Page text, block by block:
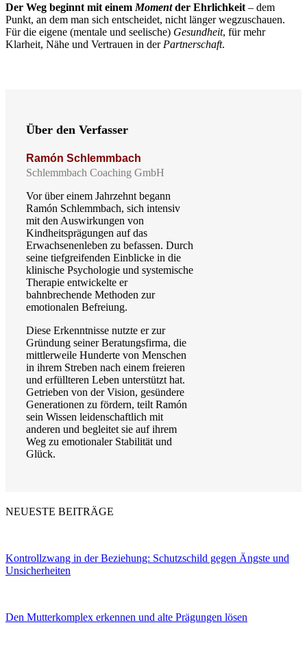
Der Weg beginnt mit einem Momentder Ehrlichkeit – dem
Punkt, an dem man sich entscheidet, nicht länger wegzuschauen.
Für die eigene (mentale und seelische) Gesundheit, für mehr
Klarheit, Nähe und Vertrauen in der Partnerschaft.
Über den Verfasser
Ramón Schlemmbach
Schlemmbach Coaching GmbH
Vor über einem Jahrzehnt begann
Ramón Schlemmbach, sich intensiv
mit den Auswirkungen von
Kindheitsprägungen auf das
Erwachsenenleben zu befassen. Durch
seine tiefgreifenden Einblicke in die
klinische Psychologie und systemische
Therapie entwickelte er
bahnbrechende Methoden zur
emotionalen Befreiung.
Diese Erkenntnisse nutzte er zur
Gründung seiner Beratungsfirma, die
mittlerweile Hunderte von Menschen
in ihrem Streben nach einem freieren
und erfüllteren Leben unterstützt hat.
Getrieben von der Vision, gesündere
Generationen zu fördern, teilt Ramón
sein Wissen leidenschaftlich mit
anderen und begleitet sie auf ihrem
Weg zu emotionaler Stabilität und
Glück.
NEUESTE BEITRÄGE
Kontrollzwang in der Beziehung: Schutzschild gegen Ängste und
Unsicherheiten
Den Mutterkomplex erkennen und alte Prägungen lösen